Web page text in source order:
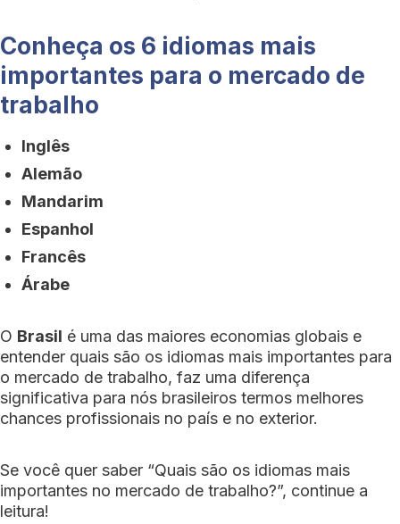
Conheça os 6 idiomas mais
importantes para o mercado de
trabalho
Inglês
Alemão
Mandarim
Espanhol
Francês
Árabe
O Brasil é uma das maiores economias globais e
entender quais são os idiomas mais importantes para
o mercado de trabalho, faz uma diferença
significativa para nós brasileiros termos melhores
chances profissionais no país e no exterior.
Se você quer saber “Quais são os idiomas mais
importantes no mercado de trabalho?”, continue a
leitura!